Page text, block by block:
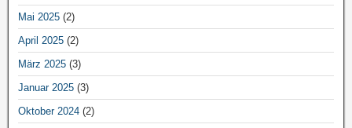
Mai 2025 (2)
April 2025 (2)
März 2025 (3)
Januar 2025 (3)
Oktober 2024 (2)